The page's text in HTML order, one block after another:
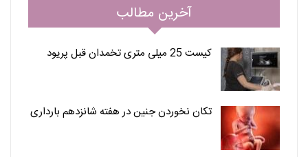
آخرین مطالب
کیست 25 میلی متری تخمدان قبل پریود
تکان نخوردن جنین در هفته شانزدهم بارداری